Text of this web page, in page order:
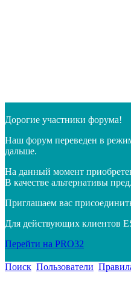
Дорогие участники форума!
Наш форум переведен в
дальше.
На данный момент
В качестве альтернативы
Приглашаем вас
Для действующих клиентов
Перейти на PRO32
Поиск Пользователи